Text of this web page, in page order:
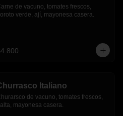
de vacuno, tomates frescos,
verde, ají, mayonesa casera.
Italiano
de vacuno, tomates frescos,
mayonesa casera.